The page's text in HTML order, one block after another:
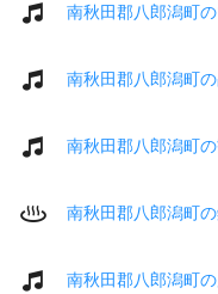
南秋田郡八郎潟町
南秋田郡八郎潟町
南秋田郡八郎潟町
南秋田郡八郎潟町
南秋田郡八郎潟町